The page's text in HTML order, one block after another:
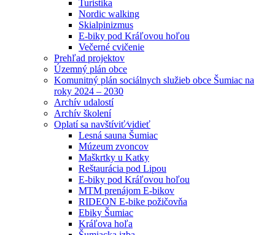
Turistika
Nordic walking
Skialpinizmus
E-biky pod Kráľovou hoľou
Večerné cvičenie
Prehľad projektov
Územný plán obce
Komunitný plán sociálnych služieb obce Šumiac na
roky 2024 – 2030
Archív udalostí
Archív školení
Oplatí sa navštíviť⁄vidieť
Lesná sauna Šumiac
Múzeum zvoncov
Maškrtky u Katky
Reštaurácia pod Lipou
E-biky pod Kráľovou hoľou
MTM prenájom E-bikov
RIDEON E-bike požičovňa
Ebiky Šumiac
Kráľova hoľa